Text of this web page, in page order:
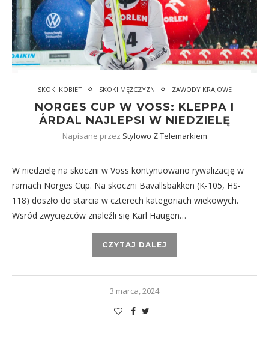
SKOKI KOBIET SKOKI MĘŻCZYZN ZAWODY KRAJOWE
NORGES CUP W VOSS: KLEPPA I
ÅRDAL NAJLEPSI W NIEDZIELĘ
Napisane przez Stylowo Z Telemarkiem
W niedzielę na skoczni w Voss kontynuowano rywalizację w
ramach Norges Cup. Na skoczni Bavallsbakken (K-105, HS-
118) doszło do starcia w czterech kategoriach wiekowych.
Wsród zwycięzców znaleźli się Karl Haugen…
CZYTAJ DALEJ
3 marca, 2024